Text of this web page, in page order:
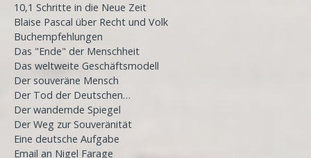
10,1 Schritte in die Neue Zeit
Blaise Pascal über Recht und Volk
Buchempfehlungen
Das "Ende" der Menschheit
Das weltweite Geschäftsmodell
Der souveräne Mensch
Der Tod der Deutschen…
Der wandernde Spiegel
Der Weg zur Souveränität
Eine deutsche Aufgabe
Email an Nigel Farage